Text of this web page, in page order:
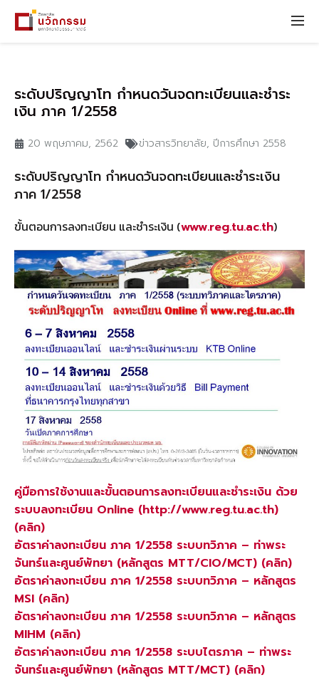
ระดับปริญญาโท กำหนดวันจดทะเบียนและชำระ
เงิน ภาค 1/2558
20 พฤษภาคม, 2562 ข่าวสารวิทยาลัย, ปีการศึกษา 2558
ระดับปริญญาโท กำหนดวันจดทะเบียนและชำระเงิน
ภาค 1/2558
ขั้นตอนการลงทะเบียน และชำระเงิน (www.reg.tu.ac.th)
คู่มือการใช้งานและขั้นตอนการลงทะเบียนและชำระเงิน ด้วย
ระบบลงทะเบียน Online (http://www.reg.tu.ac.th)
(คลิก)
อัตราค่าลงทะเบียน ภาค 1/2558 ระบบทวิภาค – ท่าพระ
จันทร์และศูนย์พัทยา (หลักสูตร MTT/CIO/MCT) (คลิก)
อัตราค่าลงทะเบียน ภาค 1/2558 ระบบทวิภาค – หลักสูตร
MSI (คลิก)
อัตราค่าลงทะเบียน ภาค 1/2558 ระบบทวิภาค – หลักสูตร
MIHM (คลิก)
อัตราค่าลงทะเบียน ภาค 1/2558 ระบบไตรภาค – ท่าพระ
จันทร์และศูนย์พัทยา (หลักสูตร MTT/MCT) (คลิก)